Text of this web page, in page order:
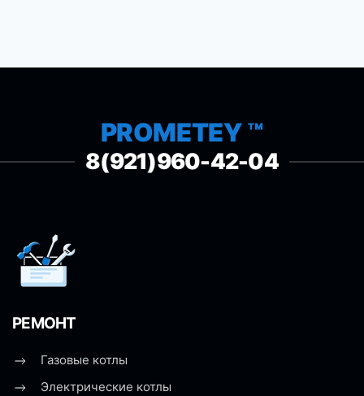
PROMETEY ™
8(921)960-42-04
РЕМОНТ
Газовые котлы
Электрические котлы